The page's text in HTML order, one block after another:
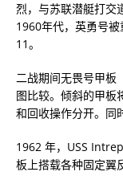
烈，与苏联潜艇打交
1960年代，英勇号被
11。
二战期间无畏号甲板
图比较。倾斜的甲板
和回收操作分开。同
1962 年，USS
板上搭载各种固定翼